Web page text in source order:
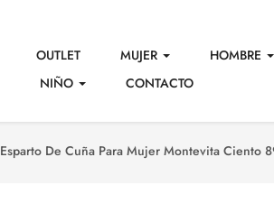
OUTLET MUJER HOMBRE
NIÑO
CONTACTO
Esparto De Cuña Para Mujer Montevita Ciento